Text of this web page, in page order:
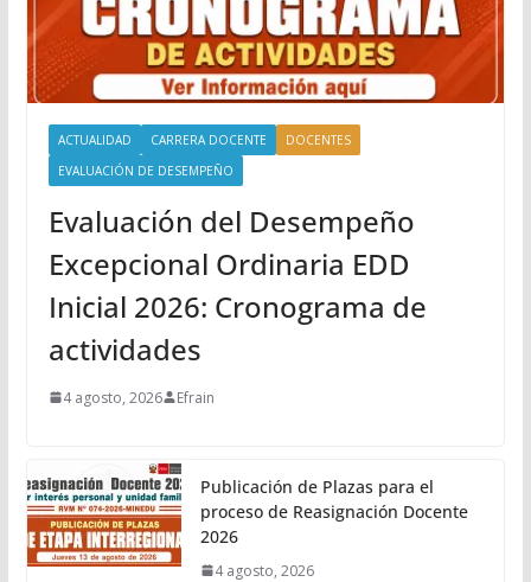
ACTUALIDAD CARRERA DOCENTE
DOCENTES
EVALUACIÓN DE DESEMPEÑO
Evaluación del Desempeño
Excepcional Ordinaria EDD
Inicial 2026: Cronograma de
actividades
4 agosto, 2026 Efrain
Publicación de Plazas para el
proceso de Reasignación Docente
2026
4 agosto, 2026